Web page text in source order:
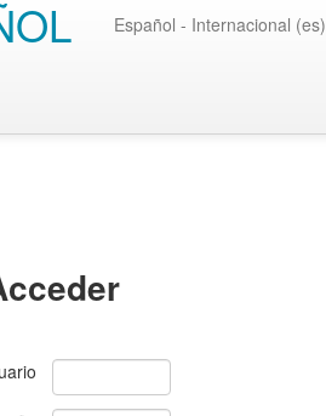
Español - Internacional (es)